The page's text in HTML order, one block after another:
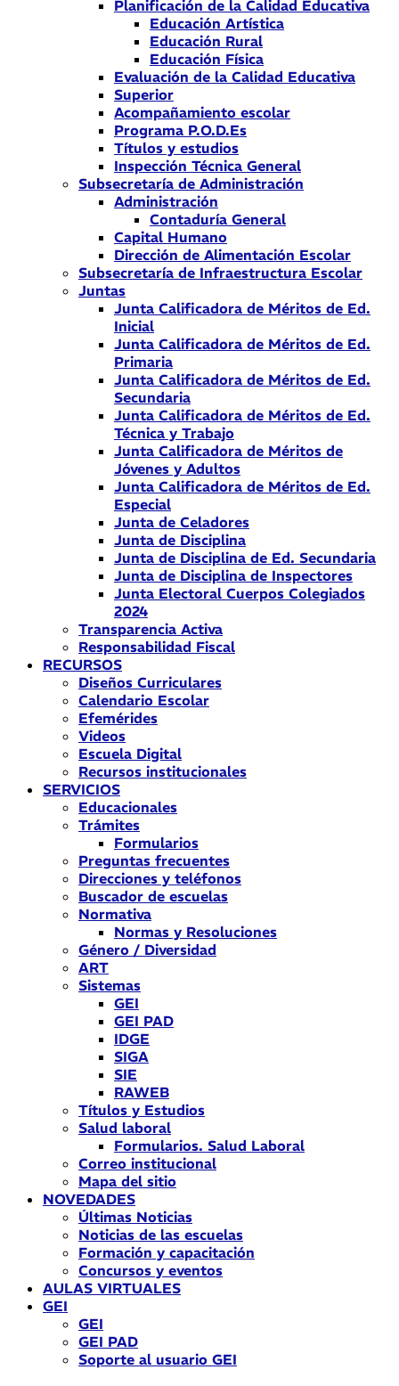
Planificación de la Calidad Educativa
Educación Artística
Educación Rural
Educación Física
Evaluación de la Calidad Educativa
Superior
Acompañamiento escolar
Programa P.O.D.Es
Títulos y estudios
Inspección Técnica General
Subsecretaría de Administración
Administración
Contaduría General
Capital Humano
Dirección de Alimentación Escolar
Subsecretaría de Infraestructura Escolar
Juntas
Junta Calificadora de Méritos de Ed.
Inicial
Junta Calificadora de Méritos de Ed.
Primaria
Junta Calificadora de Méritos de Ed.
Secundaria
Junta Calificadora de Méritos de Ed.
Técnica y Trabajo
Junta Calificadora de Méritos de
Jóvenes y Adultos
Junta Calificadora de Méritos de Ed.
Especial
Junta de Celadores
Junta de Disciplina
Junta de Disciplina de Ed. Secundaria
Junta de Disciplina de Inspectores
Junta Electoral Cuerpos Colegiados
2024
Transparencia Activa
Responsabilidad Fiscal
RECURSOS
Diseños Curriculares
Calendario Escolar
Efemérides
Videos
Escuela Digital
Recursos institucionales
SERVICIOS
Educacionales
Trámites
Formularios
Preguntas frecuentes
Direcciones y teléfonos
Buscador de escuelas
Normativa
Normas y Resoluciones
Género / Diversidad
ART
Sistemas
GEI
GEI PAD
IDGE
SIGA
SIE
RAWEB
Títulos y Estudios
Salud laboral
Formularios. Salud Laboral
Correo institucional
Mapa del sitio
NOVEDADES
Últimas Noticias
Noticias de las escuelas
Formación y capacitación
Concursos y eventos
AULAS VIRTUALES
GEI
GEI
GEI PAD
Soporte al usuario GEI